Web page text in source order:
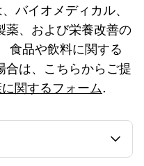
バイオメディカル、
薬、および栄養改善の
食品や飲料に関する
合は、こちらからご提
関するフォーム.